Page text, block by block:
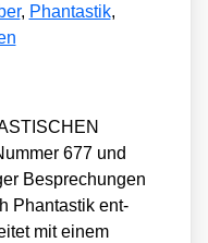
, Phantastik,
677 und
Bespre­chun­gen
Phan­tas­tik ent­
mit einem